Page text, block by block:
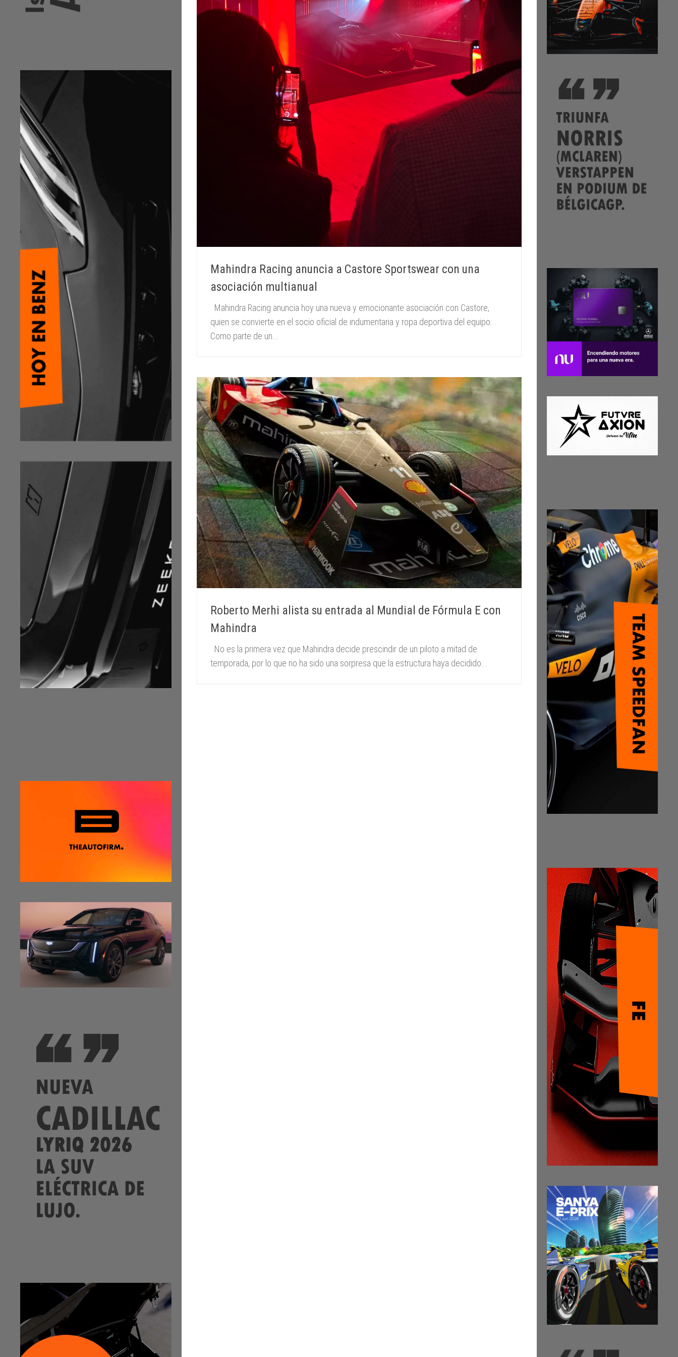
Mahindra Racing anuncia a Castore Sportswear con una
asociación multianual
Mahindra Racing anuncia hoy una nueva y emocionante asociación con Castore,
quien se convierte en el socio oficial de indumentaria y ropa deportiva del equipo.
Como parte de un...
Roberto Merhi alista su entrada al Mundial de Fórmula E con
Mahindra
No es la primera vez que Mahindra decide prescindir de un piloto a mitad de
temporada, por lo que no ha sido una sorpresa que la estructura haya decidido...